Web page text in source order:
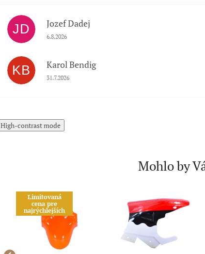
JD Jozef Dadej
Hodnotenie obchodu je 5 z 5 hviezdičiek.
6.8.2026
KB Karol Bendig
Hodnotenie obchodu je 5 z 5 hviezdičiek.
31.7.2026
High-contrast mode
Mohlo by
Limitovaná
cena pre
najrýchlejších